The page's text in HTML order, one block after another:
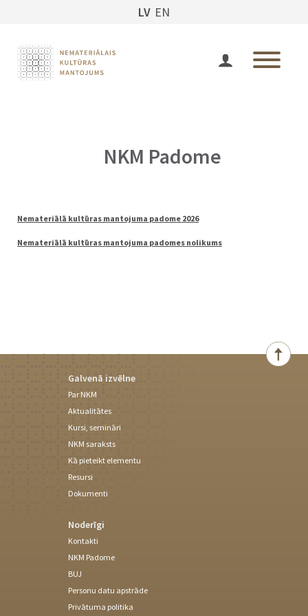
LV EN
NKM Padome
Nemateriālā kultūras mantojuma padome 2026
Nemateriālā kultūras mantojuma padomes nolikums
Galvenā izvēlne
Par NKM
Aktualitātes
Kursi, semināri
NKM saraksts
Kā pieteikt elementu
Resursi
Dokumenti
Noderīgi
Kontakti
NKM Padome
BUJ
Personu datu apstrāde
Privātuma politika